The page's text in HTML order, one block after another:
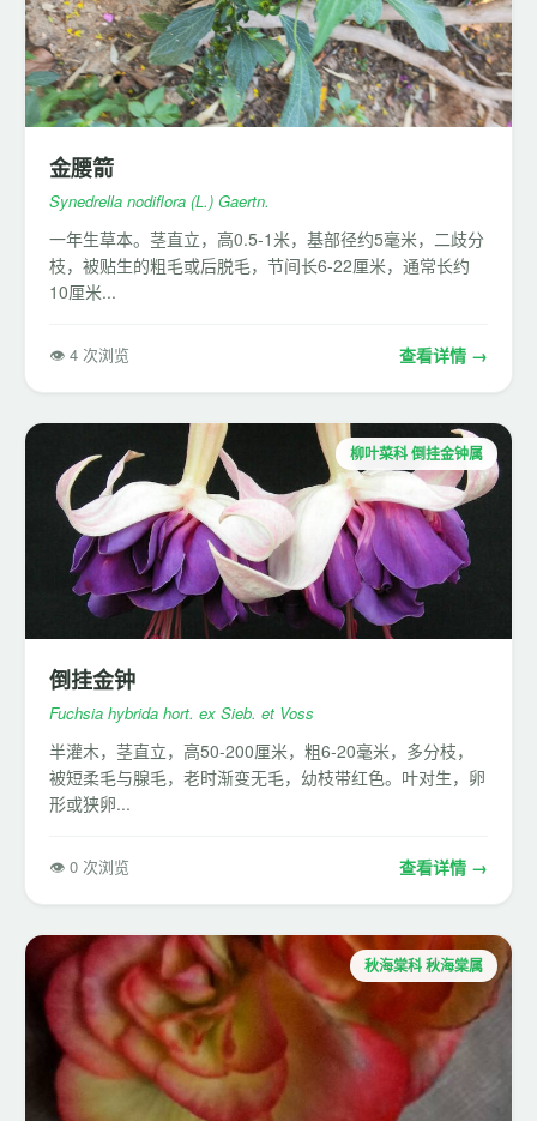
金腰箭
Synedrella nodiflora (L.) Gaertn.
一年生草本。茎直立，高0.5-1米，基部径约5毫米，二歧分
枝，被贴生的粗毛或后脱毛，节间长6-22厘米，通常长约
10厘米...
👁 4 次浏览 查看详情 →
柳叶菜科 倒挂金钟属
倒挂金钟
Fuchsia hybrida hort. ex Sieb. et Voss
半灌木，茎直立，高50-200厘米，粗6-20毫米，多分枝，
被短柔毛与腺毛，老时渐变无毛，幼枝带红色。叶对生，卵
形或狭卵...
👁 0 次浏览 查看详情 →
秋海棠科 秋海棠属